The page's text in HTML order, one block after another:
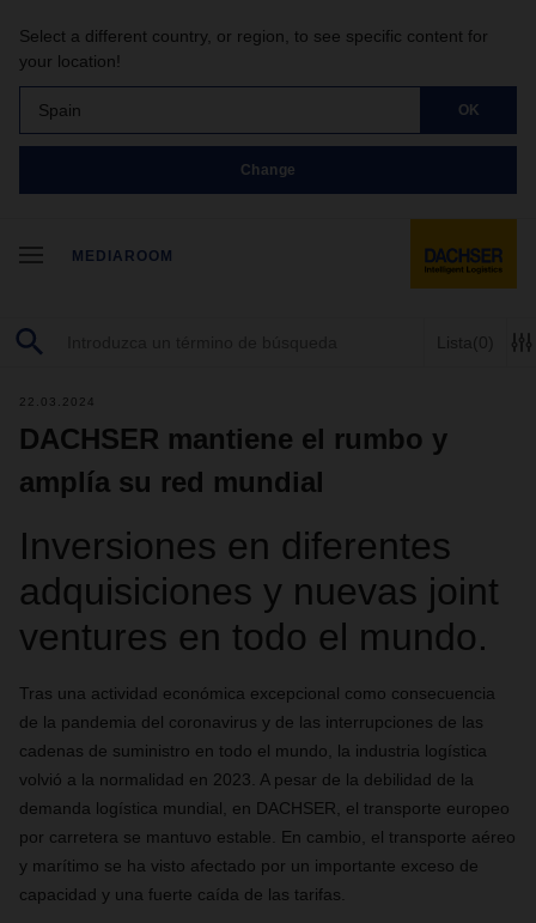
Select a different country, or region, to see specific content for
your location!
Spain OK
Change
MEDIAROOM
Lista (0)
22.03.2024
DACHSER mantiene el rumbo y
amplía su red mundial
Inversiones en diferentes
adquisiciones y nuevas joint
ventures en todo el mundo.
Tras una actividad económica excepcional como consecuencia
de la pandemia del coronavirus y de las interrupciones de las
cadenas de suministro en todo el mundo, la industria logística
volvió a la normalidad en 2023. A pesar de la debilidad de la
demanda logística mundial, en DACHSER, el transporte europeo
por carretera se mantuvo estable. En cambio, el transporte aéreo
y marítimo se ha visto afectado por un importante exceso de
capacidad y una fuerte caída de las tarifas.